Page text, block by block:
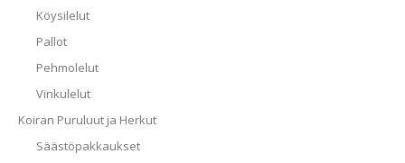
Köysilelut
Pallot
Pehmolelut
Vinkulelut
Koiran Puruluut ja Herkut
Säästöpakkaukset